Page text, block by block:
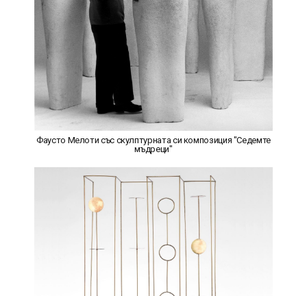
Фаусто Мелоти със скулптурната си композиция "Седемте
мъдреци"